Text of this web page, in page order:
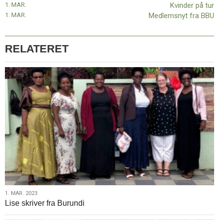
Kvinder på tur
1. MAR.
Medlemsnyt fra BBU
1. MAR.
RELATERET
1.
mar.
2023
1. MAR. 2023
Lise skriver fra Burundi